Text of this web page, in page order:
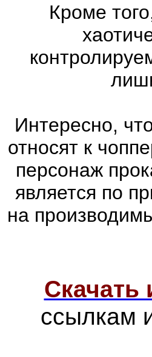
Кроме
Интересно,
относят к
персонаж
является по
на
ссылкам